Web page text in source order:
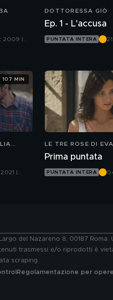
2009 |
DOTTORESSA GIÒ
Ep. 1 - L'accusa
PUNTATA INTERA
|
107 MIN
LE TRE ROSE DI EVA
Prima puntata
PUNTATA INTERA
del Nazareno 8, 00187
trasmessi e/o riprodotti è
scraping.
Regolamentazione per